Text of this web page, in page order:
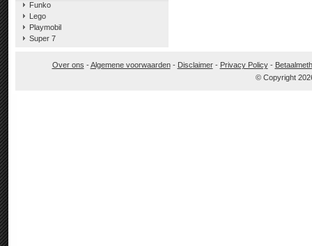
Funko
Lego
Playmobil
Super 7
Over ons -Algemene voorwaarden- Disclaimer- Privacy Policy-
© Copyright